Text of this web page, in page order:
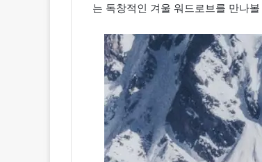
는 독창적인 겨울 워드로브를 만나